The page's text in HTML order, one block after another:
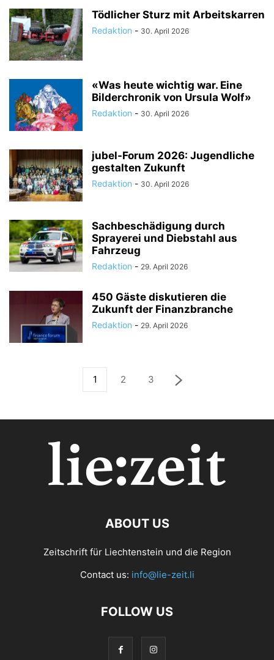
Tödlicher Sturz mit Arbeitskarren
Redaktion - 30. April 2026
«Was heute wichtig war. Eine
Bilderchronik von Ursula Wolf»
Redaktion - 30. April 2026
jubel-Forum 2026: Jugendliche
gestalten Zukunft
Redaktion - 30. April 2026
Sachbeschädigung durch
Sprayerei und Diebstahl aus
Fahrzeug
Redaktion - 29. April 2026
450 Gäste diskutieren die
Zukunft der Finanzbranche
Redaktion - 29. April 2026
1 2 3
ABOUT US
Zeitschrift für Liechtenstein und die Region
Contact us: info@lie-zeit.li
FOLLOW US